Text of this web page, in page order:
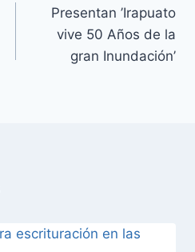
Presentan ’Irapuato
vive 50 Años de la
gran Inundación’